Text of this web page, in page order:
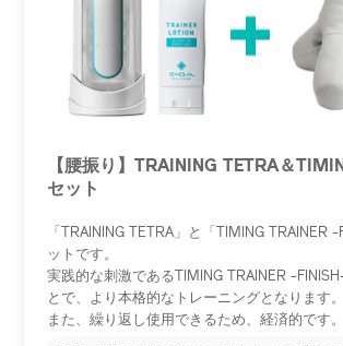
【腰振り】TRAINING TETRA＆
セット
「TRAINING TETRA」と「TIMING TRAINER
ットです。
実践的な刺激であるTIMING TRAINER -
とで、より本格的なトレーニングとなります。
また、繰り返し使用できるため、経済的です。